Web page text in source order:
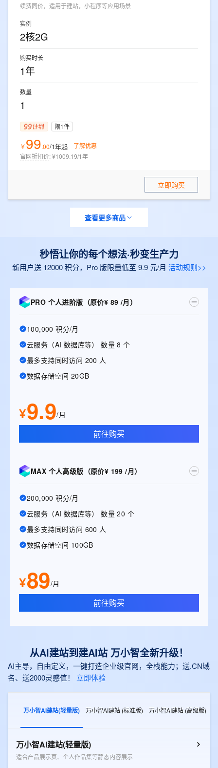
续费同价，适用于建站，小程序等应用场景
实例
2核2G
购买时长
1年
数量
1
限1件
￥99.00/1年起
了解优惠
官网折扣价:¥1009.19/1年
立即购买
查看更多商品
秒悟让你的每个想法·秒变生产力
新用户送 12000 积分，Pro 版限量低至 9.9 元/月 活动规则>>
PRO 个人进阶版（原价¥ 89 /月）
100,000 积分/月
云服务（AI 数据库等） 数量 8 个
最多支持同时访问 200 人
数据存储空间 20GB
¥9.9/月
前往购买
MAX 个人高级版（原价¥ 199 /月）
200,000 积分/月
云服务（AI 数据库等） 数量 20 个
最多支持同时访问 600 人
数据存储空间 100GB
¥89/月
前往购买
从AI建站到建AI站 万小智全新升级！
AI主导，自由定义，一键打造企业级官网，全栈能力；送.CN域
名、送2000灵感值！
立即体验
万小智AI建站(轻量版) 万小智AI建站 (标准版) 万小智AI建站 (高级版)
万小智AI建站(轻量版)
适合产品展示页、个人作品集等静态内容展示